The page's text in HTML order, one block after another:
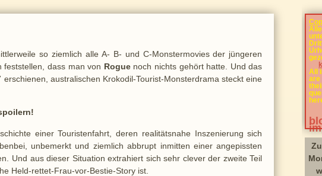
so ziemlich alle A- B- und C-Monstermovies der jüngeren
feststellen, dass man von Roguenoch nichts gehört hatte. Und das
australischen Krokodil-Tourist-Monsterdrama steckt eine
einer Touristenfahrt, deren realitätsnahe Inszenierung sich
unbemerkt und ziemlich abbrupt inmitten einer angepissten
Und aus dieser Situation extrahiert sich sehr clever der zweite Teil
Held-rettet-Frau-vor-Bestie-Story ist.
All
are